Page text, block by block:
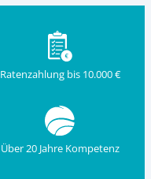
Ratenzahlung bis 10.000 €
Über 20 Jahre Kompetenz